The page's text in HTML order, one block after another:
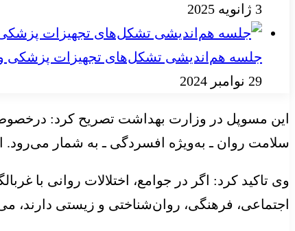
3 ژانویه 2025
جلسه هم‌اندیشی تشکل‌های تجهیزات پزشکی
29 نوامبر 2024
این مسوپل در وزارت بهداشت تصریح کرد: درخصوص
سلامت روان ـ به‌ویژه افسردگی ـ به شمار
وی تاکید کرد: اگر در جوامع، اختلالات روانی با
اجتماعی، فرهنگی، روان‌شناختی و زیستی